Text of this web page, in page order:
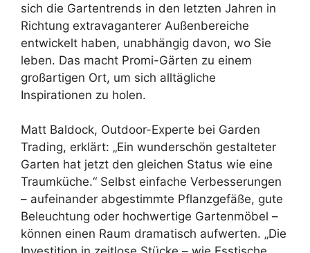
sich die Gartentrends in den letzten Jahren in
Richtung extravaganterer Außenbereiche
entwickelt haben, unabhängig davon, wo Sie
leben. Das macht Promi-Gärten zu einem
großartigen Ort, um sich alltägliche
Inspirationen zu holen.
Matt Baldock, Outdoor-Experte bei Garden
Trading, erklärt: „Ein wunderschön gestalteter
Garten hat jetzt den gleichen Status wie eine
Traumküche.“ Selbst einfache Verbesserungen
– aufeinander abgestimmte Pflanzgefäße, gute
Beleuchtung oder hochwertige Gartenmöbel –
können einen Raum dramatisch aufwerten. „Die